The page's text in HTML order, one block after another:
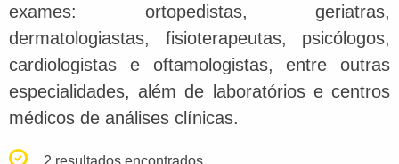
exames: ortopedistas, geriatras,
dermatologiastas, fisioterapeutas, psicólogos,
cardiologistas e oftamologistas, entre outras
especialidades, além de laboratórios e centros
médicos de análises clínicas.
2 resultados encontrados